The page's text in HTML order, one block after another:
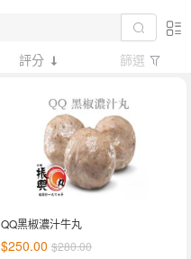
評分 篩選
QQ黑椒濃汁牛丸
$250.00 $280.00